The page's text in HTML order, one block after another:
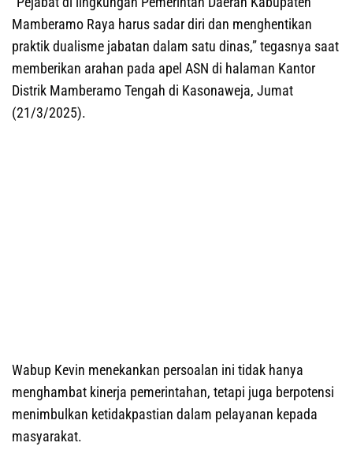
Mamberamo Raya harus sadar diri dan menghentikan
praktik dualisme jabatan dalam satu dinas,” tegasnya saat
memberikan arahan pada apel ASN di halaman Kantor
Distrik Mamberamo Tengah di Kasonaweja, Jumat
(21/3/2025).
Wabup Kevin menekankan persoalan ini tidak hanya
menghambat kinerja pemerintahan, tetapi juga berpotensi
menimbulkan ketidakpastian dalam pelayanan kepada
masyarakat.